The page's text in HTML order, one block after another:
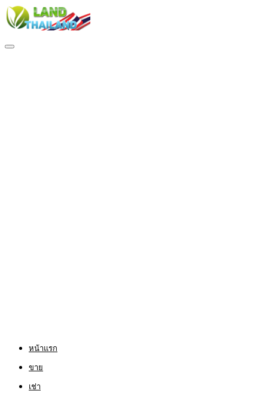
หน้าแรก
ขาย
เช่า